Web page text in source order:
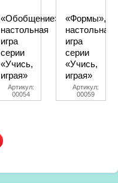
«Обобщение»,
настольная
игра
серии
«Учись,
играя»
Артикул:
00054
«Формы»,
настольная
игра
серии
«Учись,
играя»
Артикул:
00059